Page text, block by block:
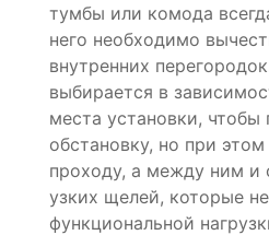
тумбы или комода
него необходимо
внутренних
выбирается в
места установки, чтобы
обстановку, но при
проходу, а между ним и
узких щелей, которые
функциональной